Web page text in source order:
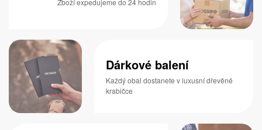
Dárkové balení
Každý obal dostanete v luxusní dřevěné
krabičce